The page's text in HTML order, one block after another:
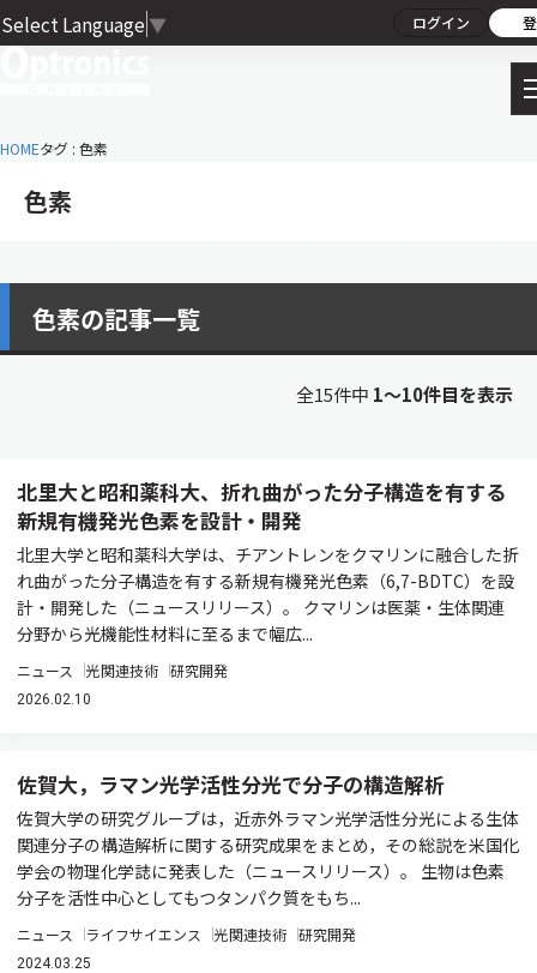
Select Language ▼ ログイン
HOMEタグ : 色素
色素
色素の記事一覧
全15件中 1〜10件目を表示
北里大と昭和薬科大、折れ曲がった分子構造を有する
新規有機発光色素を設計・開発
北里大学と昭和薬科大学は、チアントレンをクマリンに融合した折
れ曲がった分子構造を有する新規有機発光色素（6,7-BDTC）を設
計・開発した（ニュースリリース）。 クマリンは医薬・生体関連
分野から光機能性材料に至るまで幅広...
ニュース 光関連技術 研究開発
2026.02.10
佐賀大，ラマン光学活性分光で分子の構造解析
佐賀大学の研究グループは，近赤外ラマン光学活性分光による生体
関連分子の構造解析に関する研究成果をまとめ，その総説を米国化
学会の物理化学誌に発表した（ニュースリリース）。 生物は色素
分子を活性中心としてもつタンパク質をもち...
ニュース ライフサイエンス 光関連技術 研究開発
2024.03.25